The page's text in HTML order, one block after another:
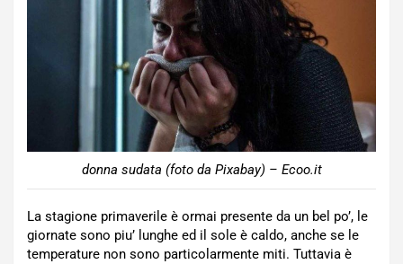
donna sudata (foto da Pixabay) – Ecoo.it
La stagione primaverile è ormai presente da un bel po’, le
giornate sono piu’ lunghe ed il sole è caldo, anche se le
temperature non sono particolarmente miti. Tuttavia è